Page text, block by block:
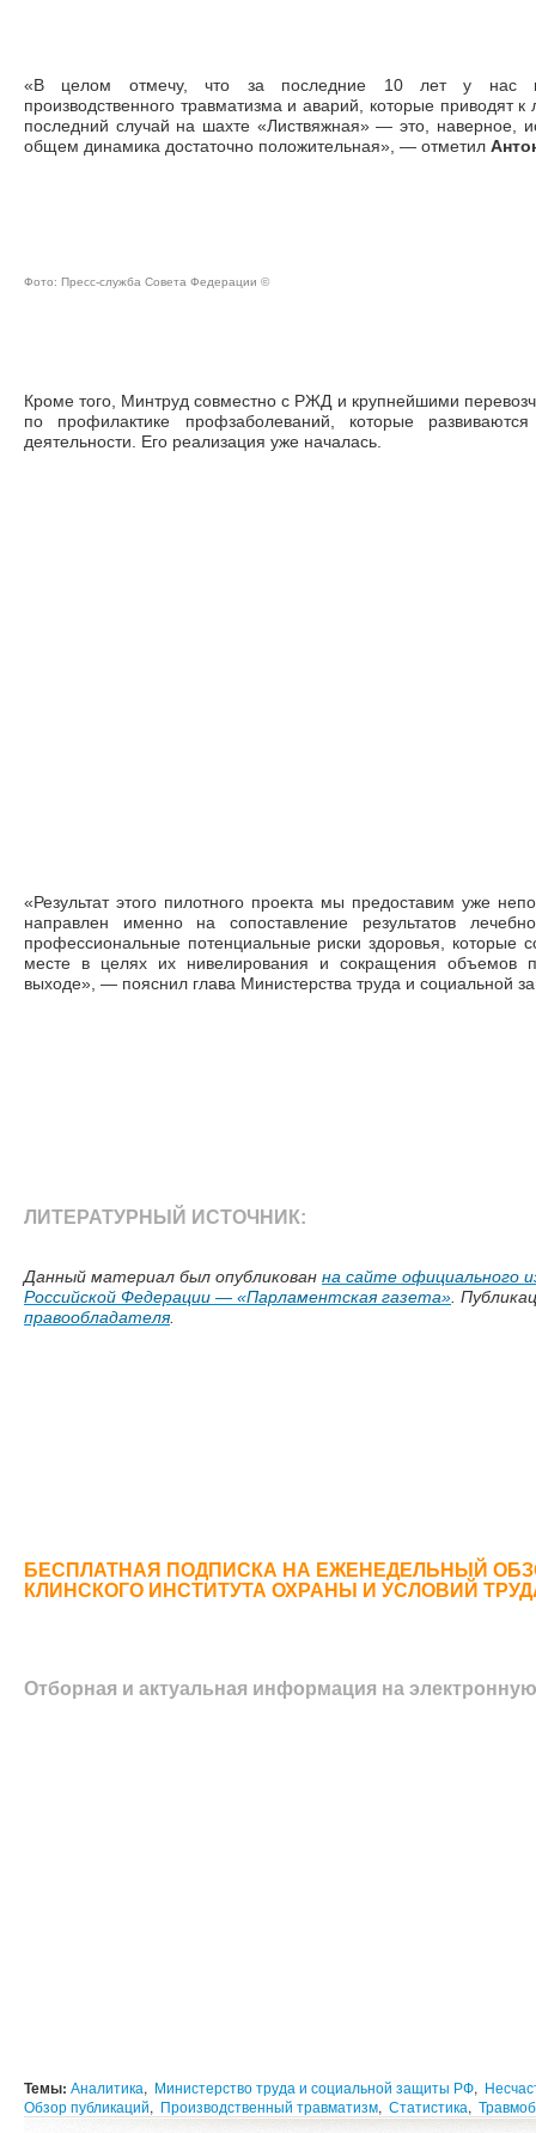
«В целом отмечу, что за последние 10 лет у нас
производственного травматизма и аварий, которые приводят
последний случай на шахте «Листвяжная» — это, наверное,
общем динамика достаточно положительная», — отметил
Фото: Пресс-служба Совета Федерации ©
Кроме того, Минтруд совместно с РЖД и крупнейшими
по профилактике профзаболеваний, которые
деятельности. Его реализация уже началась.
«Результат этого пилотного проекта мы предоставим уже
направлен именно на сопоставление результатов
профессиональные потенциальные риски здоровья, которые
месте в целях их нивелирования и сокращения объемов
выходе», — пояснил глава Министерства труда и социальной
ЛИТЕРАТУРНЫЙ ИСТОЧНИК:
Данный материал был опубликован на сайте официального
Российской Федерации — «Парламентская газета».
правообладателя.
БЕСПЛАТНАЯ ПОДПИСКА НА ЕЖЕНЕДЕЛЬНЫЙ
КЛИНСКОГО ИНСТИТУТА ОХРАНЫ И УСЛОВИЙ
Отборная и актуальная информация на
Темы: Аналитика, Министерство труда и социальной защиты РФ,
Обзор публикаций, Производственный травматизм, Статистика,